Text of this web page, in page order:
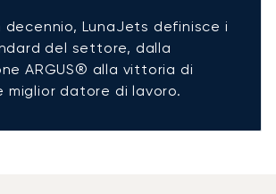
decennio, LunaJets definisce i
del settore, dalla
ARGUS® alla vittoria di
miglior datore di lavoro.